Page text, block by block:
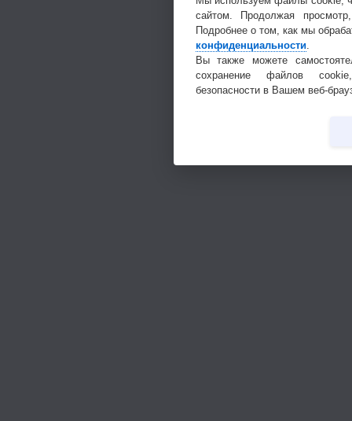
сайтом. Продолжая
Подробнее о том, как мы
конфиденциальности.
Вы также можете
сохранение файлов
безопасности в Вашем веб-